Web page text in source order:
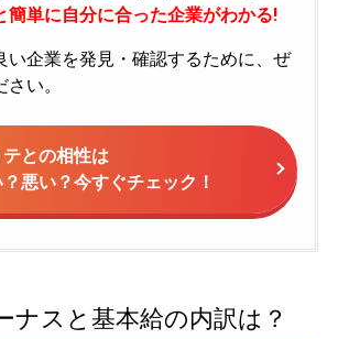
簡単に自分に合った企業がわかる!
い企業を発見・確認するために、ぜ
い。
との相性は
？悪い？今すぐチェック！
ナスと基本給の内訳は？